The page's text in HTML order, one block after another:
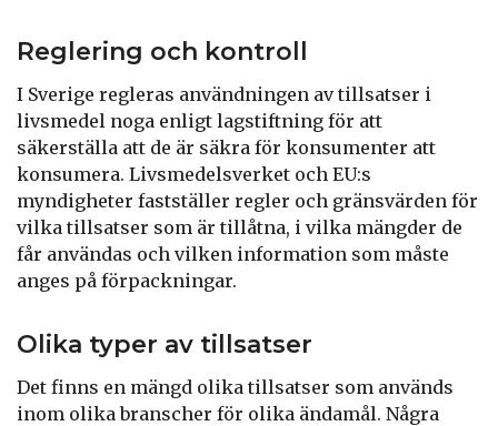
Reglering och kontroll
I Sverige regleras användningen av tillsatser i
livsmedel noga enligt lagstiftning för att
säkerställa att de är säkra för konsumenter att
konsumera. Livsmedelsverket och EU:s
myndigheter fastställer regler och gränsvärden för
vilka tillsatser som är tillåtna, i vilka mängder de
får användas och vilken information som måste
anges på förpackningar.
Olika typer av tillsatser
Det finns en mängd olika tillsatser som används
inom olika branscher för olika ändamål. Några